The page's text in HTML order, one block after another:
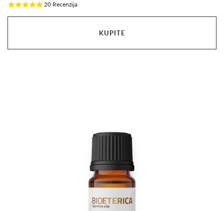
20 Recenzija
KUPITE